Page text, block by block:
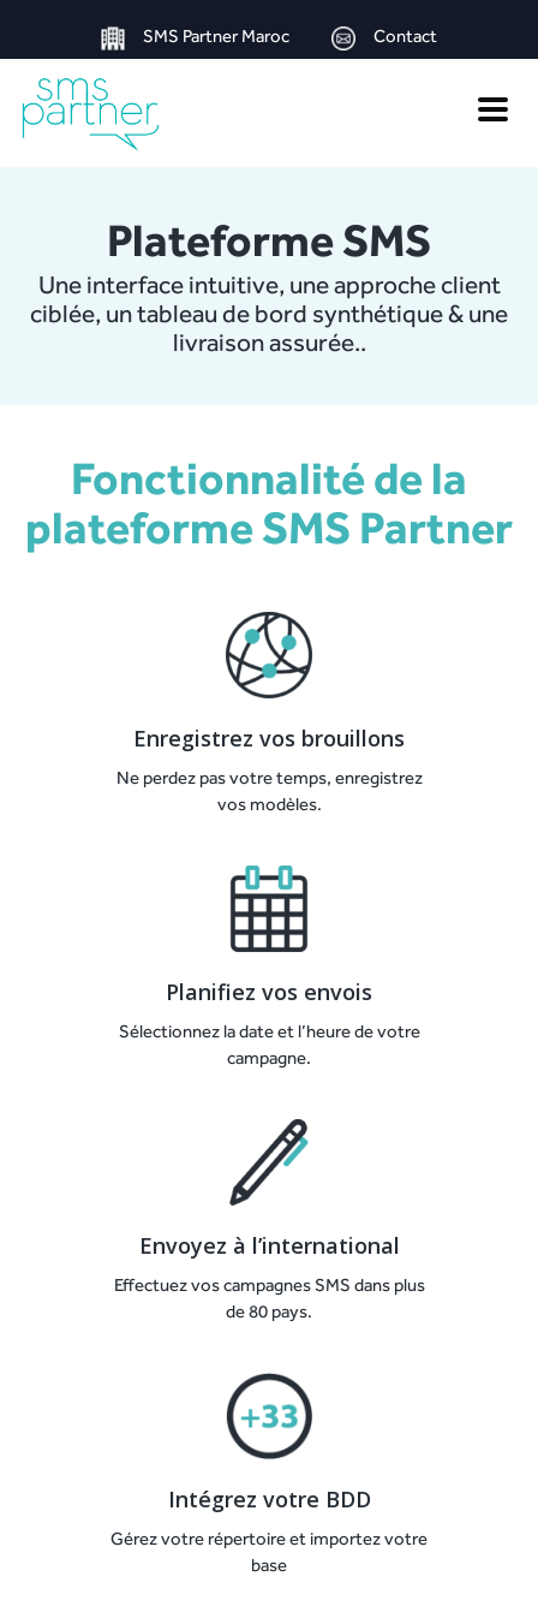
SMS Partner Maroc Contact
Toggle
Plateforme SMS
Une interface intuitive, une approche client
ciblée, un tableau de bord synthétique & une
livraison assurée..
Fonctionnalité de la
plateforme SMS Partner
Enregistrez vos brouillons
Ne perdez pas votre temps, enregistrez
vos modèles.
Planifiez vos envois
Sélectionnez la date et l’heure de votre
campagne.
Envoyez à l’international
Effectuez vos campagnes SMS dans plus
de 80 pays.
Intégrez votre BDD
Gérez votre répertoire et importez votre
base